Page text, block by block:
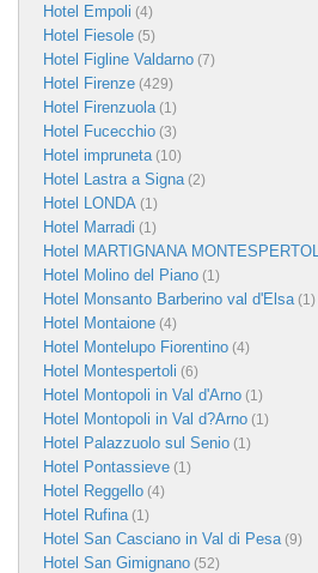
Hotel Empoli (4)
Hotel Fiesole (5)
Hotel Figline Valdarno (7)
Hotel Firenze (429)
Hotel Firenzuola(1)
Hotel Fucecchio (3)
Hotel impruneta(10)
Hotel Lastra a Signa(2)
Hotel LONDA (1)
Hotel Marradi (1)
Hotel MARTIGNANA MONTESPERTOLI
Hotel Molino del Piano (1)
Hotel Monsanto Barberino val d'Elsa(1)
Hotel Montaione (4)
Hotel Montelupo Fiorentino (4)
Hotel Montespertoli (6)
Hotel Montopoli in Val d'Arno (1)
Hotel Montopoli in Val d?Arno (1)
Hotel Palazzuolo sul Senio (1)
Hotel Pontassieve (1)
Hotel Reggello (4)
Hotel Rufina(1)
Hotel San Casciano in Val di Pesa(9)
Hotel San Gimignano (52)